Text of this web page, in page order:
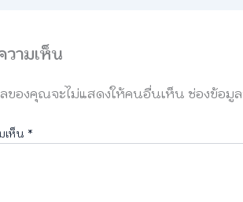
วามเห็น
ของคุณจะไม่แสดงให้คนอื่นเห็น ช่องข้อมู
เห็น *